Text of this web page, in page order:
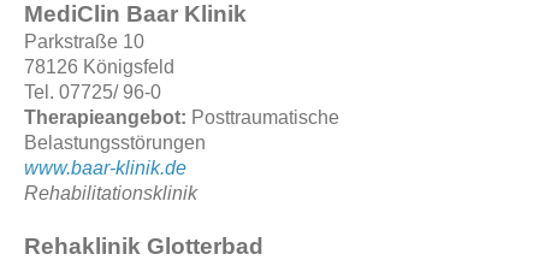
MediClin Baar Klinik
Parkstraße 10
78126 Königsfeld
Tel. 07725/ 96-0
Therapieangebot: Posttraumatische
Belastungsstörungen
www.baar-klinik.de
Rehabilitationsklinik
Rehaklinik Glotterbad